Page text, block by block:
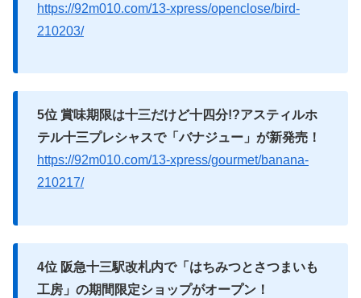
https://92m010.com/13-xpress/openclose/bird-
210203/
5位 賞味期限は十三だけど十四分!?アスティルホ
テル十三プレシャスで「バナジュー」が新発売！
https://92m010.com/13-xpress/gourmet/banana-
210217/
4位 阪急十三駅改札内で「はちみつとさつまいも
工房」の期間限定ショップがオープン！